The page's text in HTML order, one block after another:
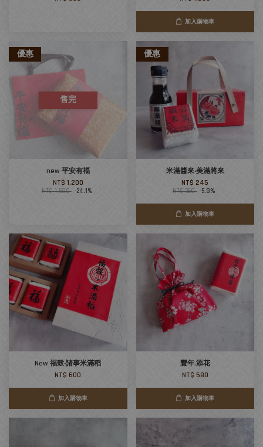
加入購物車
優惠
售完
new 平安有福
NT$ 1,200
NT$ 1,580 -24.1%
優惠
米滿醬來‧美滿將來
NT$ 245
NT$ 260 -5.8%
加入購物車
New 福穀‧諸事米滿稻
NT$ 600
加入購物車
豐年.添花
NT$ 580
加入購物車